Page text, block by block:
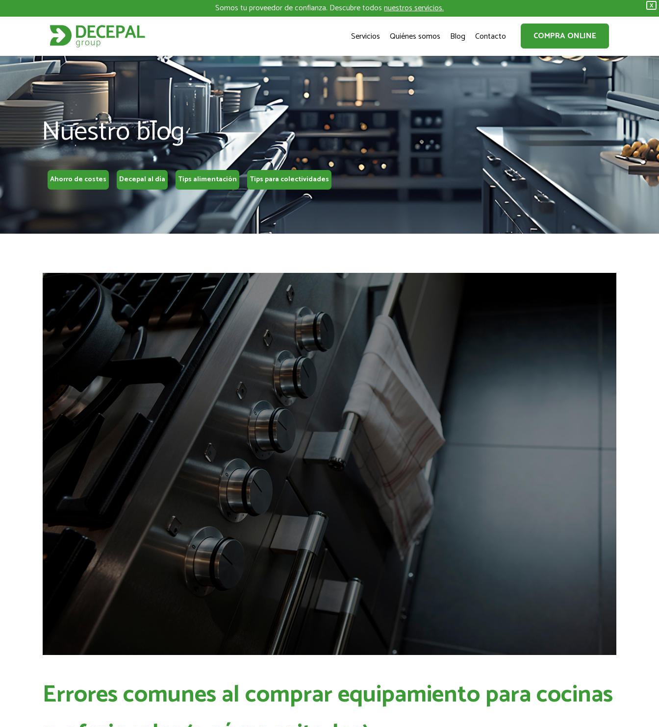
X
Somos tu proveedor de confianza. Descubre todosnuestros servicios.
Servicios Quiénes somos Blog Contacto COMPRA ONLINE
Nuestro blog
Ahorro de costes Decepal al día Tips alimentación Tips para colectividades
Errores comunes al comprar equipamiento para cocinas